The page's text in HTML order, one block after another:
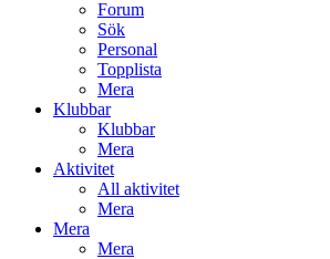
Forum
Sök
Personal
Topplista
Mera
Klubbar
Klubbar
Mera
Aktivitet
All aktivitet
Mera
Mera
Mera